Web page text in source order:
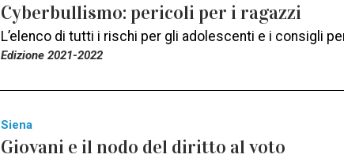
Cyberbullismo: pericoli per i ragazzi
L’elenco di tutti i rischi per gli adolescenti e i consigli
Edizione 2021-2022
Siena
Giovani e il nodo del diritto al voto